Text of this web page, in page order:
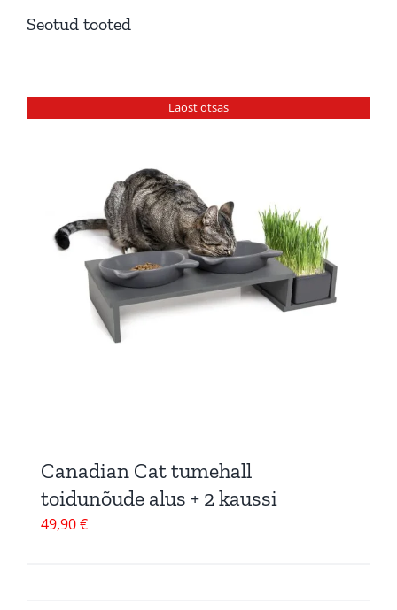
Seotud tooted
Laost otsas
Canadian Cat tumehall
toidunõude alus + 2 kaussi
49,90€